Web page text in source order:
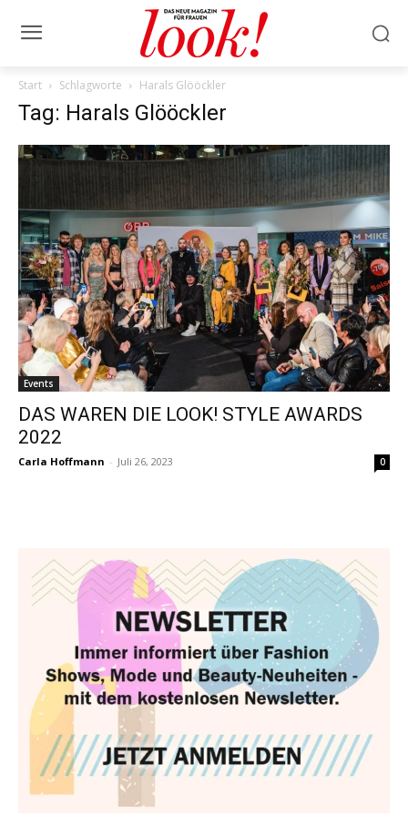
Start Schlagworte Harals Glööckler
Tag: Harals Glööckler
Events
DAS WAREN DIE LOOK! STYLE AWARDS
2022
Carla Hoffmann - Juli 26, 2023 0